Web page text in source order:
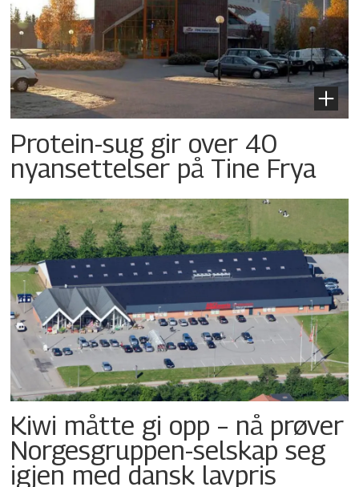
Protein-sug gir over 40
nyansettelser på Tine Frya
Kiwi måtte gi opp – nå prøver
Norgesgruppen-selskap seg
igjen med dansk lavpris